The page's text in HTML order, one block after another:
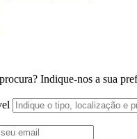
Indique-nos a sua